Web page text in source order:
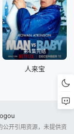
第4集完结
人来宝
开引用资源，未提供资